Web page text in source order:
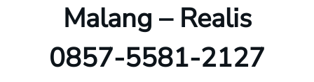
Malang – Realis
0857-5581-2127